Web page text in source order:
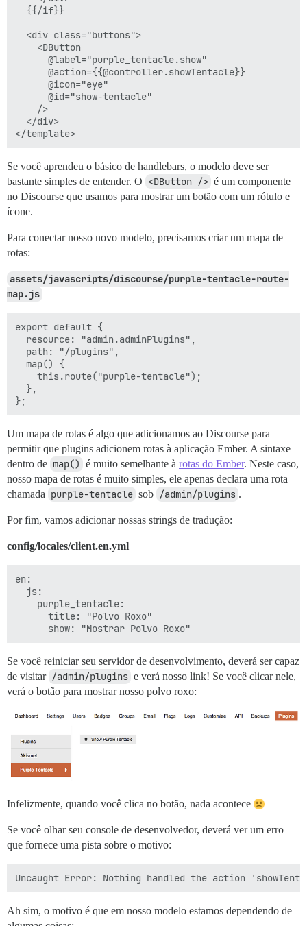
  {{/if}}
  <div class="buttons">
    <DButton
      @label="purple_tentacle.show"
      @action={{@controller.showTentacle}}
      @icon="eye"
      @id="show-tentacle"
    />
  </div>
Se você aprendeu o básico de handlebars, o modelo deve ser
bastante simples de entender. O <DButton /> é um componente
no Discourse que usamos para mostrar um botão com um rótulo e
ícone.
Para conectar nosso novo modelo, precisamos criar um mapa de
rotas:
assets/javascripts/discourse/purple-tentacle-route-
map.js
export default {
  resource: "admin.adminPlugins",
  path: "/plugins",
  map() {
    this.route("purple-tentacle");
  },
Um mapa de rotas é algo que adicionamos ao Discourse para
permitir que plugins adicionem rotas à aplicação Ember. A sintaxe
dentro de map() é muito semelhante à rotas do Ember. Neste caso,
nosso mapa de rotas é muito simples, ele apenas declara uma rota
chamada purple-tentacle sob /admin/plugins .
Por fim, vamos adicionar nossas strings de tradução:
config/locales/client.en.yml
en:
  js:
    purple_tentacle:
      title: "Polvo Roxo"
Se você reiniciar seu servidor de desenvolvimento, deverá ser capaz
de visitar /admin/plugins e verá nosso link! Se você clicar nele,
verá o botão para mostrar nosso polvo roxo:
Infelizmente, quando você clica no botão, nada acontece
Se você olhar seu console de desenvolvedor, deverá ver um erro
que fornece uma pista sobre o motivo:
Ah sim, o motivo é que em nosso modelo estamos dependendo de